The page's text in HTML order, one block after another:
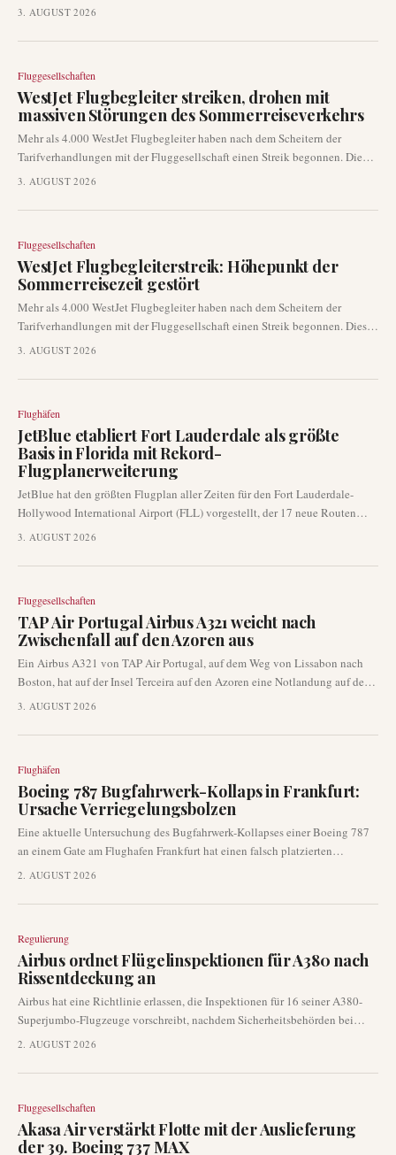
führt. Diese Arbeitskampfmaßnahme betrifft Passagiere in der
umzubuchen und anzupassen.
3. AUGUST 2026
Fluggesellschaften
WestJet Flugbegleiter streiken, drohen mit
massiven Störungen des Sommerreiseverkehrs
Mehr als 4.000 WestJet Flugbegleiter haben nach dem Scheitern der
Tarifverhandlungen mit der Fluggesellschaft einen Streik begonnen. Die
Arbeitsniederlegung begann am 2. August 2026, beeinträchtigt eines der
weitreichenden Störungen im gesamten WestJet-Netzwerk.
3. AUGUST 2026
Fluggesellschaften
WestJet Flugbegleiterstreik: Höhepunkt der
Sommerreisezeit gestört
Mehr als 4.000 WestJet Flugbegleiter haben nach dem Scheitern der
Tarifverhandlungen mit der Fluggesellschaft einen Streik begonnen. Dieser
Arbeitskampf verursacht erhebliche Betriebs- und Kundendienststörungen
3. AUGUST 2026
Flughäfen
JetBlue etabliert Fort Lauderdale als größte
Basis in Florida mit Rekord-
Flugplanerweiterung
JetBlue hat den größten Flugplan aller Zeiten für den Fort Lauderdale-
Hollywood International Airport (FLL) vorgestellt, der 17 neue Routen
einführt und über 200 tägliche Abflüge übersteigt. Diese strategische
als wichtigen Knotenpunkt für nationale und internationale Verbindungen.
3. AUGUST 2026
Fluggesellschaften
TAP Air Portugal Airbus A321 weicht nach
Zwischenfall auf den Azoren aus
Ein Airbus A321 von TAP Air Portugal, auf dem Weg von Lissabon nach
Boston, hat auf der Insel Terceira auf den Azoren eine Notlandung auf dem
Flughafen Lajes durchgeführt. Die Umleitung erfolgte am 2. August 2026,
Betriebsproblems. Die Behörden haben noch keine Details zur Ursache des
3. AUGUST 2026
Flughäfen
Boeing 787 Bugfahrwerk-Kollaps in Frankfurt:
Ursache Verriegelungsbolzen
Eine aktuelle Untersuchung des Bugfahrwerk-Kollapses einer Boeing 787
an einem Gate am Flughafen Frankfurt hat einen falsch platzierten
Verriegelungsbolzen als Mitursache identifiziert. Dieser Befund der
Bodenabfertigungsverfahren und Flugzeugsicherheitsprotokolle,
Drehkreuzen.
2. AUGUST 2026
Regulierung
Airbus ordnet Flügelinspektionen für A380 nach
Rissentdeckung an
Airbus hat eine Richtlinie erlassen, die Inspektionen für 16 seiner A380-
Superjumbo-Flugzeuge vorschreibt, nachdem Sicherheitsbehörden bei
routinemäßigen Wartungsüberprüfungen Flügelrisse entdeckt hatten. Fünf
Dringlichkeit des Problems unterstreicht. Diese Entwicklung könnte zu
das ikonische Großraumflugzeug einsetzen.
2. AUGUST 2026
Fluggesellschaften
Akasa Air verstärkt Flotte mit der Auslieferung
der 39. Boeing 737 MAX